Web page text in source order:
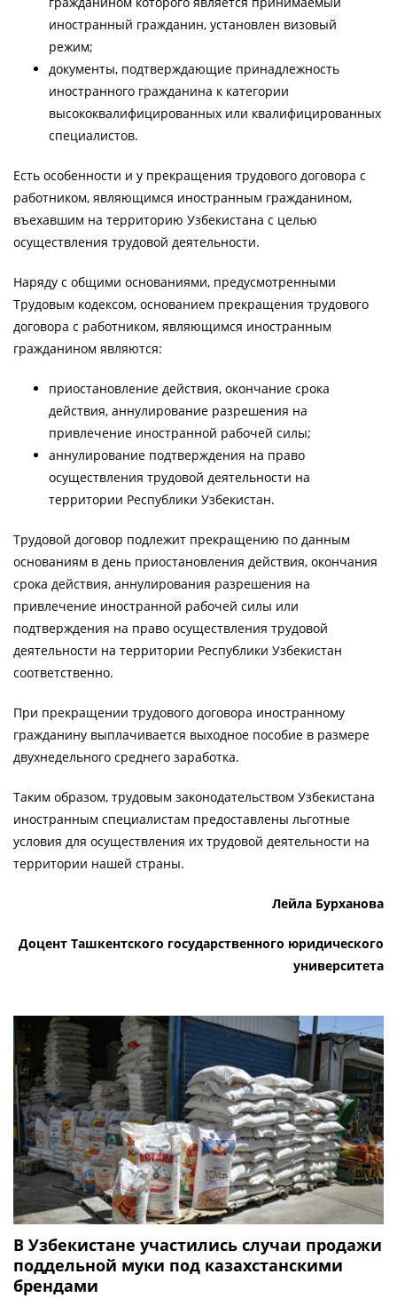
иностранный гражданин, установлен визовый
режим;
документы, подтверждающие принадлежность
иностранного гражданина к категории
высококвалифицированных или квалифицированных
специалистов.
Есть особенности и у прекращения трудового договора с
работником, являющимся иностранным гражданином,
въехавшим на территорию Узбекистана с целью
осуществления трудовой деятельности.
Наряду с общими основаниями, предусмотренными
Трудовым кодексом, основанием прекращения трудового
договора с работником, являющимся иностранным
гражданином являются:
приостановление действия, окончание срока
действия, аннулирование разрешения на
привлечение иностранной рабочей силы;
аннулирование подтверждения на право
осуществления трудовой деятельности на
территории Республики Узбекистан.
Трудовой договор подлежит прекращению по данным
основаниям в день приостановления действия, окончания
срока действия, аннулирования разрешения на
привлечение иностранной рабочей силы или
подтверждения на право осуществления трудовой
деятельности на территории Республики Узбекистан
соответственно.
При прекращении трудового договора иностранному
гражданину выплачивается выходное пособие в размере
двухнедельного среднего заработка.
Таким образом, трудовым законодательством Узбекистана
иностранным специалистам предоставлены льготные
условия для осуществления их трудовой деятельности на
территории нашей страны.
Лейла Бурханова
Доцент Ташкентского государственного юридического
университета
В Узбекистане участились случаи продажи
поддельной муки под казахстанскими
брендами